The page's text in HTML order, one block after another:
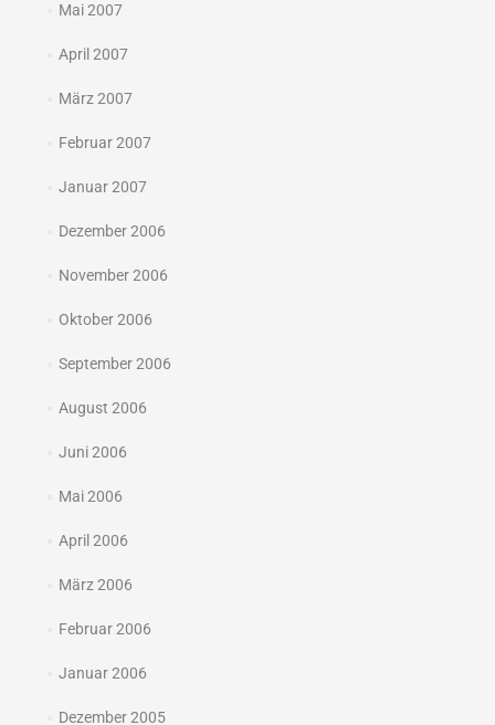
Mai 2007
April 2007
März 2007
Februar 2007
Januar 2007
Dezember 2006
November 2006
Oktober 2006
September 2006
August 2006
Juni 2006
Mai 2006
April 2006
März 2006
Februar 2006
Januar 2006
Dezember 2005